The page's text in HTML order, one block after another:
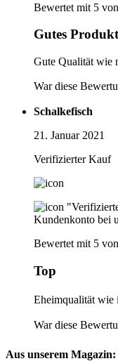
Bewertet mit 5
Gutes Produkt
Gute Qualität wie
War diese
Schalkefisch
21. Januar 2021
Verifizierter Kauf
Kundenkonto bei
Bewertet mit 5
Top
Eheimqualität
War diese
Aus unserem Magazin: